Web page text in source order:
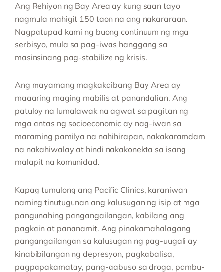
Ang Rehiyon ng Bay Area ay kung saan tayo
nagmula mahigit 150 taon na ang nakararaan.
Nagpatupad kami ng buong continuum ng mga
serbisyo, mula sa pag-iwas hanggang sa
masinsinang pag-stabilize ng krisis.
Ang mayamang magkakaibang Bay Area ay
maaaring maging mabilis at panandalian. Ang
patuloy na lumalawak na agwat sa pagitan ng
mga antas ng socioeconomic ay nag-iwan sa
maraming pamilya na nahihirapan, nakakaramdam
na nakahiwalay at hindi nakakonekta sa isang
malapit na komunidad.
Kapag tumulong ang Pacific Clinics, karaniwan
naming tinutugunan ang kalusugan ng isip at mga
pangunahing pangangailangan, kabilang ang
pagkain at pananamit. Ang pinakamahalagang
pangangailangan sa kalusugan ng pag-uugali ay
kinabibilangan ng depresyon, pagkabalisa,
pagpapakamatay, pang-aabuso sa droga, pambu-